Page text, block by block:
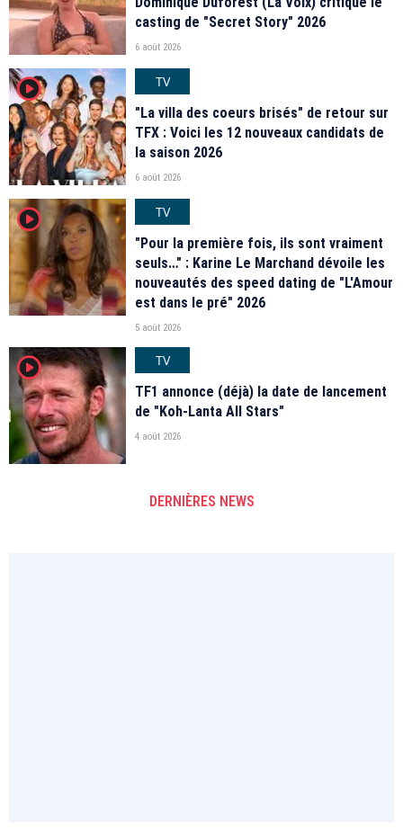
casting de "Secret Story" 2026
6 août 2026
player2
TV
"La villa des coeurs brisés" de retour sur
TFX : Voici les 12 nouveaux candidats de
la saison 2026
6 août 2026
player2
TV
"Pour la première fois, ils sont vraiment
seuls…" : Karine Le Marchand dévoile les
nouveautés des speed dating de "L'Amour
est dans le pré" 2026
5 août 2026
player2
TV
TF1 annonce (déjà) la date de lancement
de "Koh-Lanta All Stars"
4 août 2026
DERNIÈRES NEWS